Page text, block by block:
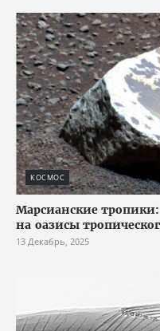
КОСМОС
Марсианские
на оазисы
13 Декабрь, 2025